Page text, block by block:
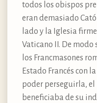
todos los obispos
eran demasiado
lado y la Iglesia
Vaticano II. De modo
los Francmasones
Estado Francés con
poder perseguirla, el
beneficiaba de su